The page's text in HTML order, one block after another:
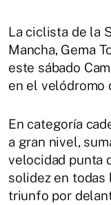
La ciclista de la
Mancha, Gema
este sábado
en el velódromo
En categoría
a gran nivel,
velocidad punta
solidez en todas
triunfo por